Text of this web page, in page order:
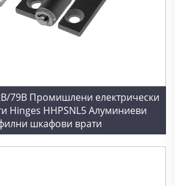
79B Промишлени електрически
Hinges HHPSNL5 Алуминиеви
шкафови врати